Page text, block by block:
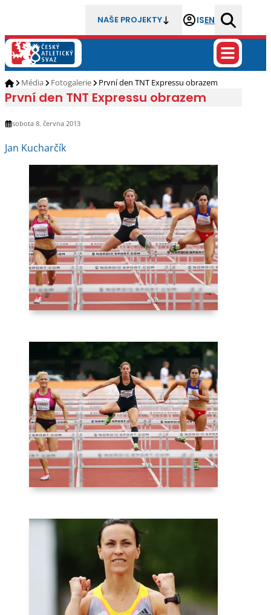
NAŠE PROJEKTY ISEN
Média Fotogalerie První den TNT Expressu obrazem
První den TNT Expressu obrazem
sobota 8. června 2013
Jan Kucharčík